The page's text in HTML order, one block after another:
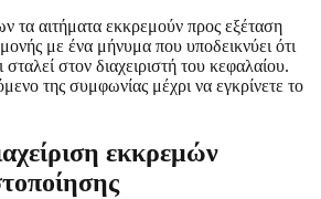
τα αιτήματα εκκρεμούν προς εξέταση
με ένα μήνυμα που υποδεικνύει ότι
σταλεί στον διαχειριστή του κεφαλαίου.
της συμφωνίας μέχρι να εγκρίνετε το
εκκρεμών